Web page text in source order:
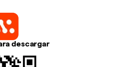
descargar